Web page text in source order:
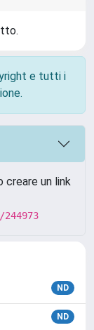
e tutti i
un link
ND
ND